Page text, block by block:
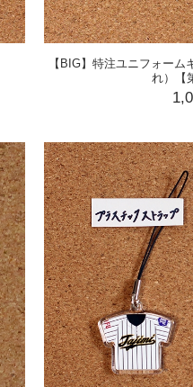
【BIG】特注ユニフォー
れ）【